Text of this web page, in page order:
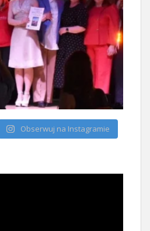
Obserwuj na Instagramie